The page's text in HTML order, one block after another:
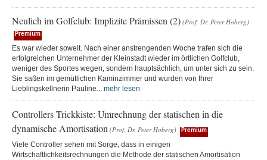
Neulich im Golfclub: Implizite Prämissen (2) (Prof. Dr. Peter Hoberg)
Premium
Es war wieder soweit. Nach einer anstrengenden Woche trafen sich die
erfolgreichen Unternehmer der Kleinstadt wieder im örtlichen Golfclub,
weniger des Sportes wegen, sondern hauptsächlich, um unter sich zu sein.
Sie saßen im gemütlichen Kaminzimmer und wurden von Ihrer
Lieblingskellnerin Pauline... mehr lesen
Controllers Trickkiste: Umrechnung der statischen in die
dynamische Amortisation (Prof. Dr. Peter Hoberg) Premium
Viele Controller sehen mit Sorge, dass in einigen
Wirtschaftlichkeitsrechnungen die Methode der statischen Amortisation